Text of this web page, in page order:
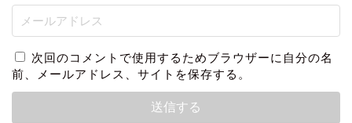
次回のコメントで使用するためブラウザーに自分の名
前、メールアドレス、サイトを保存する。